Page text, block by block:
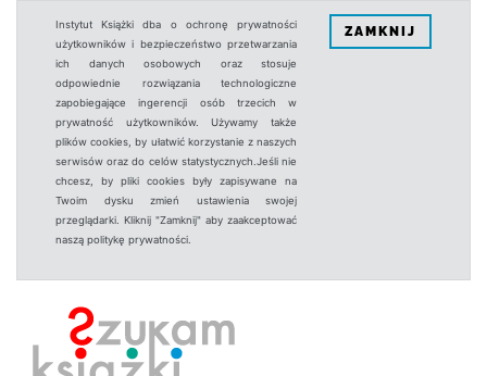
Instytut Książki dba o ochronę prywatności
użytkowników i bezpieczeństwo przetwarzania
ich danych osobowych oraz stosuje
odpowiednie rozwiązania technologiczne
zapobiegające ingerencji osób trzecich w
prywatność użytkowników. Używamy także
plików cookies, by ułatwić korzystanie z naszych
serwisów oraz do celów statystycznych.Jeśli nie
chcesz, by pliki cookies były zapisywane na
Twoim dysku zmień ustawienia swojej
przeglądarki. Kliknij "Zamknij" aby zaakceptować
naszą politykę prywatności.
ZAMKNIJ